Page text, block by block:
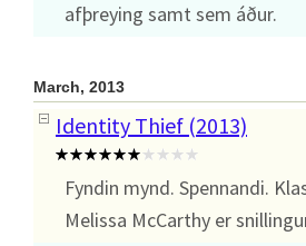
afþreying samt sem áður.
March, 2013
Identity Thief (2013)
Fyndin mynd. Spennandi.
Melissa McCarthy er